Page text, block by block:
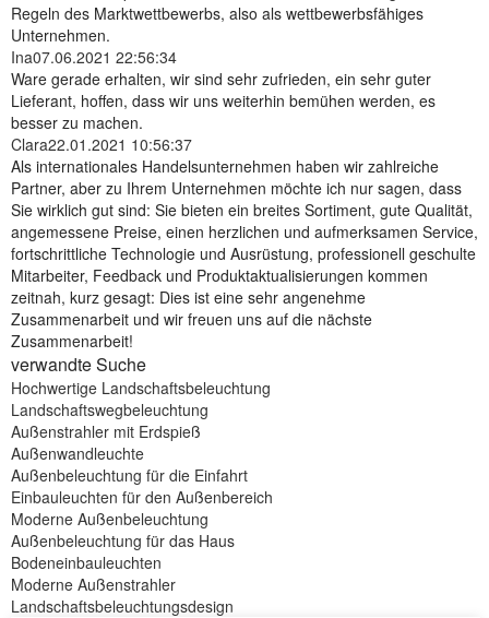
Regeln des Marktwettbewerbs, also als wettbewerbsfähiges
Unternehmen.
Ina07.06.2021 22:56:34
Ware gerade erhalten, wir sind sehr zufrieden, ein sehr guter
Lieferant, hoffen, dass wir uns weiterhin bemühen werden, es
besser zu machen.
Clara22.01.2021 10:56:37
Als internationales Handelsunternehmen haben wir zahlreiche
Partner, aber zu Ihrem Unternehmen möchte ich nur sagen, dass
Sie wirklich gut sind: Sie bieten ein breites Sortiment, gute Qualität,
angemessene Preise, einen herzlichen und aufmerksamen Service,
fortschrittliche Technologie und Ausrüstung, professionell geschulte
Mitarbeiter, Feedback und Produktaktualisierungen kommen
zeitnah, kurz gesagt: Dies ist eine sehr angenehme
Zusammenarbeit und wir freuen uns auf die nächste
Zusammenarbeit!
verwandte Suche
Hochwertige Landschaftsbeleuchtung
Landschaftswegbeleuchtung
Außenstrahler mit Erdspieß
Außenwandleuchte
Außenbeleuchtung für die Einfahrt
Einbauleuchten für den Außenbereich
Moderne Außenbeleuchtung
Außenbeleuchtung für das Haus
Bodeneinbauleuchten
Moderne Außenstrahler
Landschaftsbeleuchtungsdesign